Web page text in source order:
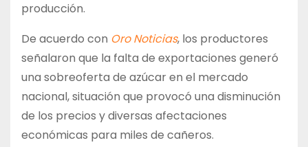
producción.
De acuerdo con Oro Noticias, los productores
señalaron que la falta de exportaciones generó
una sobreoferta de azúcar en el mercado
nacional, situación que provocó una disminución
de los precios y diversas afectaciones
económicas para miles de cañeros.